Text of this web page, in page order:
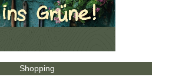
Shopping